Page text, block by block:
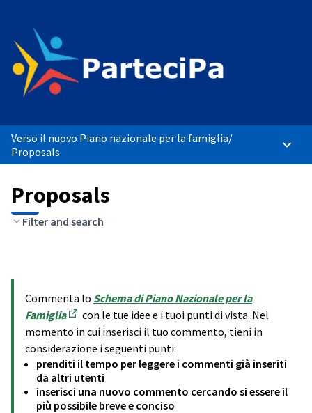
Verso il nuovo Piano nazionale per la famiglia/
Proposals
Main
Proposals
Filter and search
Commenta lo Schema di Piano Nazionale per la
Famiglia
(Opens in new tab)
con le tue idee e i tuoi punti di vista. Nel
momento in cui inserisci il tuo commento, tieni in
considerazione i seguenti punti:
prenditi il tempo per leggere i commenti già inseriti
da altri utenti
inserisci una nuovo commento cercando si essere il
più possibile breve e conciso